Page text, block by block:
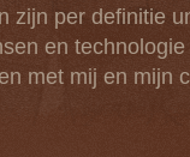
zijn per definitie
en
met mij en mijn